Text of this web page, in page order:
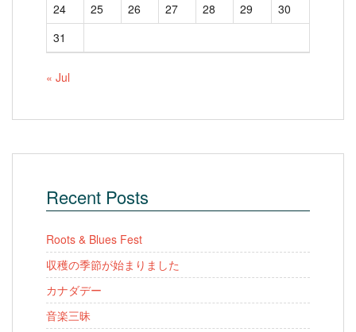
24
25 26 27 28 29
30
31
« Jul
Recent Posts
Roots & Blues Fest
収穫の季節が始まりました
カナダデー
音楽三昧